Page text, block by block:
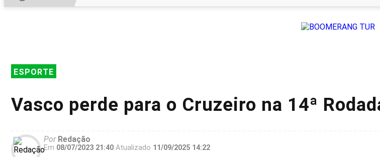
ESPORTE
Vasco perde para o Cruzeiro na 14ª
PorRedação
Em 08/07/2023 21:40 Atualizado 11/09/2025 14:22